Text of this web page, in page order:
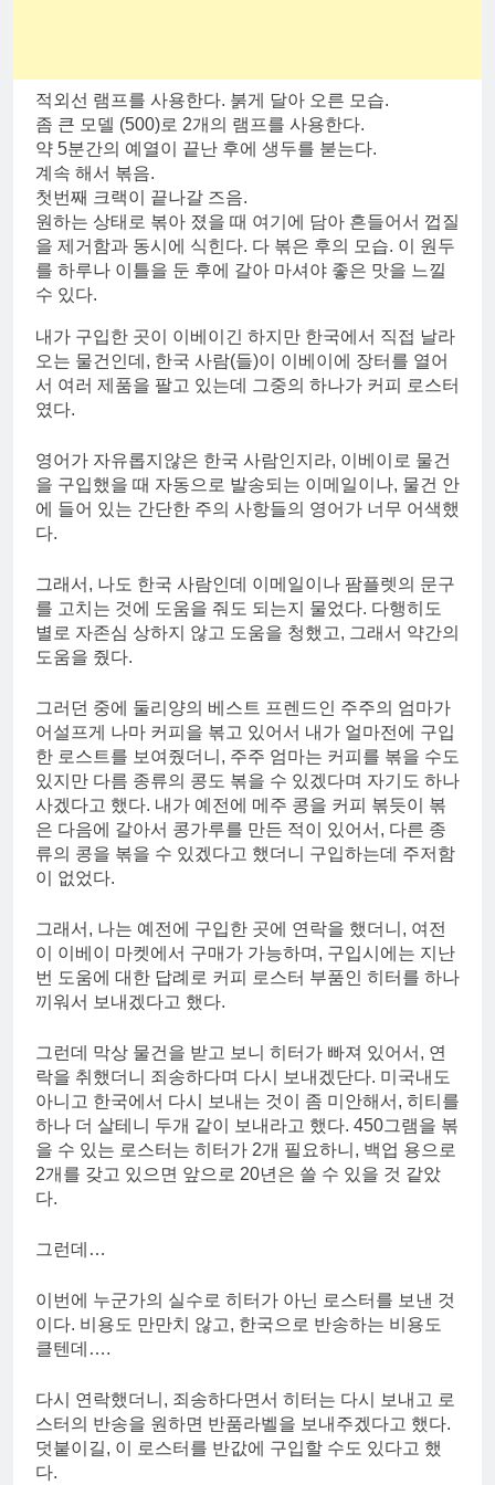
적외선 램프를 사용한다. 붉게 달아 오른 모습.
좀 큰 모델 (500)로 2개의 램프를 사용한다.
약 5분간의 예열이 끝난 후에 생두를 붇는다.
계속 해서 볶음.
첫번째 크랙이 끝나갈 즈음.
원하는 상태로 볶아 졌을 때 여기에 담아 흔들어서 껍질
을 제거함과 동시에 식힌다. 다 볶은 후의 모습. 이 원두
를 하루나 이틀을 둔 후에 갈아 마셔야 좋은 맛을 느낄
수 있다.
내가 구입한 곳이 이베이긴 하지만 한국에서 직접 날라
오는 물건인데, 한국 사람(들)이 이베이에 장터를 열어
서 여러 제품을 팔고 있는데 그중의 하나가 커피 로스터
였다.
영어가 자유롭지않은 한국 사람인지라, 이베이로 물건
을 구입했을 때 자동으로 발송되는 이메일이나, 물건 안
에 들어 있는 간단한 주의 사항들의 영어가 너무 어색했
다.
그래서, 나도 한국 사람인데 이메일이나 팜플렛의 문구
를 고치는 것에 도움을 줘도 되는지 물었다. 다행히도
별로 자존심 상하지 않고 도움을 청했고, 그래서 약간의
도움을 줬다.
그러던 중에 둘리양의 베스트 프렌드인 주주의 엄마가
어설프게 나마 커피을 볶고 있어서 내가 얼마전에 구입
한 로스트를 보여줬더니, 주주 엄마는 커피를 볶을 수도
있지만 다름 종류의 콩도 볶을 수 있겠다며 자기도 하나
사겠다고 했다. 내가 예전에 메주 콩을 커피 볶듯이 볶
은 다음에 갈아서 콩가루를 만든 적이 있어서, 다른 종
류의 콩을 볶을 수 있겠다고 했더니 구입하는데 주저함
이 없었다.
그래서, 나는 예전에 구입한 곳에 연락을 했더니, 여전
이 이베이 마켓에서 구매가 가능하며, 구입시에는 지난
번 도움에 대한 답례로 커피 로스터 부품인 히터를 하나
끼워서 보내겠다고 했다.
그런데 막상 물건을 받고 보니 히터가 빠져 있어서, 연
락을 취했더니 죄송하다며 다시 보내겠단다. 미국내도
아니고 한국에서 다시 보내는 것이 좀 미안해서, 히티를
하나 더 살테니 두개 같이 보내라고 했다. 450그램을 볶
을 수 있는 로스터는 히터가 2개 필요하니, 백업 용으로
2개를 갖고 있으면 앞으로 20년은 쓸 수 있을 것 같았
다.
그런데…
이번에 누군가의 실수로 히터가 아닌 로스터를 보낸 것
이다. 비용도 만만치 않고, 한국으로 반송하는 비용도
클텐데….
다시 연락했더니, 죄송하다면서 히터는 다시 보내고 로
스터의 반송을 원하면 반품라벨을 보내주겠다고 했다.
덧붙이길, 이 로스터를 반값에 구입할 수도 있다고 했
다.